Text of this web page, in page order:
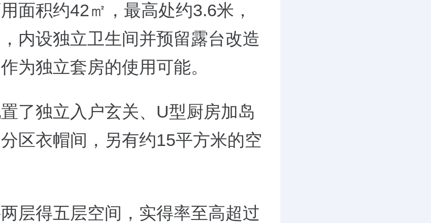
面积约42㎡，最高处约3.6米，
内设独立卫生间并预留露台改造
为独立套房的使用可能。
了独立入户玄关、U型厨房加岛
区衣帽间，另有约15平方米的空
层得五层空间，实得率至高超过